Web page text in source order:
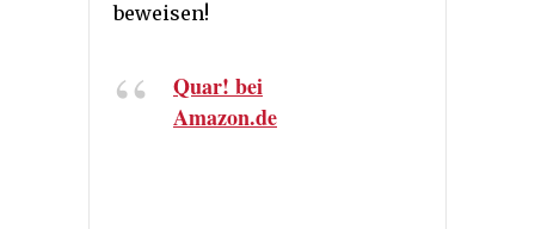
beweisen!
Quar! bei
Amazon.de